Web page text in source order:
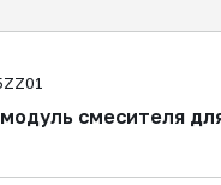
смесителя